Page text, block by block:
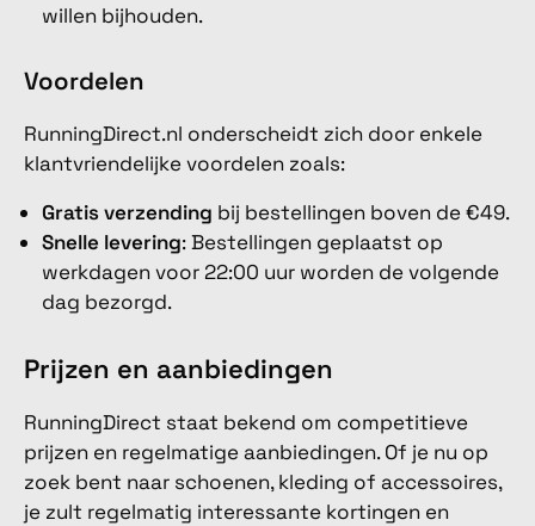
willen bijhouden.
Voordelen
RunningDirect.nl onderscheidt zich door enkele
klantvriendelijke voordelen zoals:
Gratis verzending bij bestellingen boven de €49.
Snelle levering: Bestellingen geplaatst op
werkdagen voor 22:00 uur worden de volgende
dag bezorgd.
Prijzen en aanbiedingen
RunningDirect staat bekend om competitieve
prijzen en regelmatige aanbiedingen. Of je nu op
zoek bent naar schoenen, kleding of accessoires,
je zult regelmatig interessante kortingen en